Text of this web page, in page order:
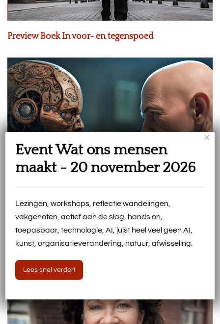
Preview Boek In voor- en tegenspoed
Event Wat ons mensen maakt 20 november
Burgers’ Bush
×
Event Wat ons mensen
maakt - 20 november 2026
Lezingen, workshops, reflectie wandelingen,
vakgenoten, actief aan de slag, hands on,
toepasbaar, technologie, AI, juist heel veel geen AI,
kunst, organisatieverandering, natuur, afwisseling.
Lees snel verder!